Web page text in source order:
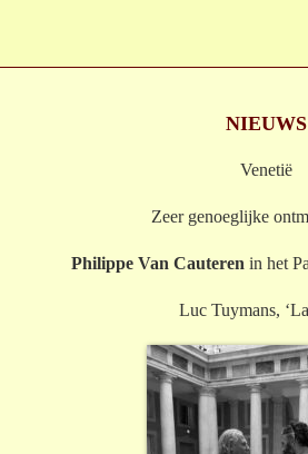
NIEUWS
Venetië
Zeer genoeglijke
Philippe Van Cauteren in het
Luc Tuymans,